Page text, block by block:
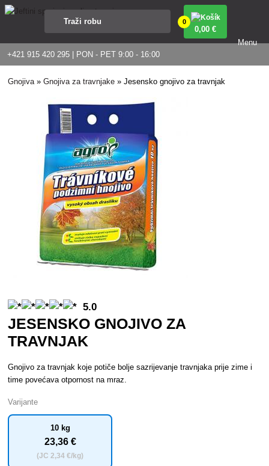
+421 915 420 295 | PON - PET 9:00 - 16:00
0
0,00 €
Menu
Gnojiva»Gnojiva za travnjake »Jesensko gnojivo za travnjak
5.0
JESENSKO GNOJIVO ZA
TRAVNJAK
Gnojivo za travnjak koje potiče bolje sazrijevanje travnjaka prije zime i
time povećava otpornost na mraz.
Varijante
10 kg
23,36 €
(JC2,34 €/kg)